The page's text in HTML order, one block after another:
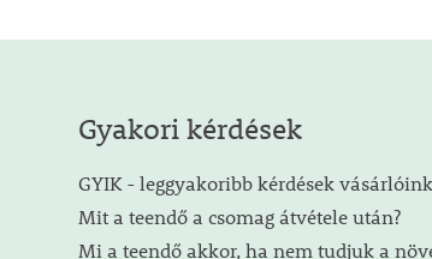
Gyakori kérdések
GYIK - leggyakoribb kérdések
Mit a teendő a csomag átvétele után?
Mi a teendő akkor, ha nem tudjuk a